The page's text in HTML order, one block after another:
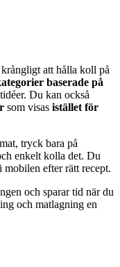
att hålla koll på
baserade på
Du kan också
som visas istället för
tryck bara på
enkelt kolla det. Du
efter rätt recept.
och sparar tid när du
och matlagning en